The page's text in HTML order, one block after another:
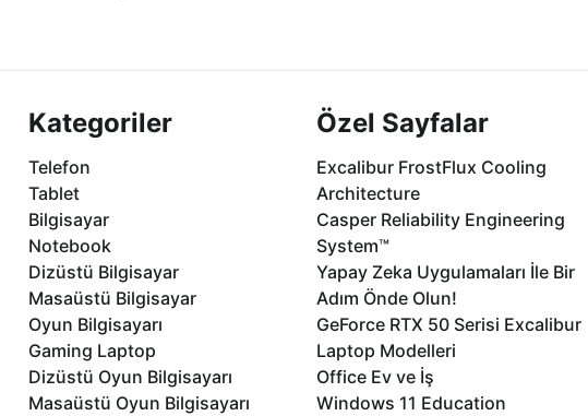
Kategoriler
Telefon
Tablet
Bilgisayar
Notebook
Dizüstü Bilgisayar
Masaüstü Bilgisayar
Oyun Bilgisayarı
Gaming Laptop
Dizüstü Oyun Bilgisayarı
Masaüstü Oyun Bilgisayarı
Özel Sayfalar
Excalibur FrostFlux Cooling
Architecture
Casper Reliability Engineering
System™
Yapay Zeka Uygulamaları İle Bir
Adım Önde Olun!
GeForce RTX 50 Serisi Excalibur
Laptop Modelleri
Office Ev ve İş
Windows 11 Education